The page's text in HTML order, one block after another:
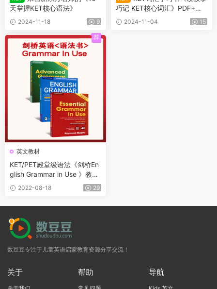
天掌握KET核心语法》
2024-11-18 9
巧记 KET核心词汇》PDF+音
频 2024-11-04 15
英文教材
KET/PET殿堂级语法《剑桥En
glish Grammar in Use 》教材
+音频+精讲视频
2022-08-18 29
荐
数豆豆专注于儿童英语启蒙教育资源分享交流！
关于 帮助 导航